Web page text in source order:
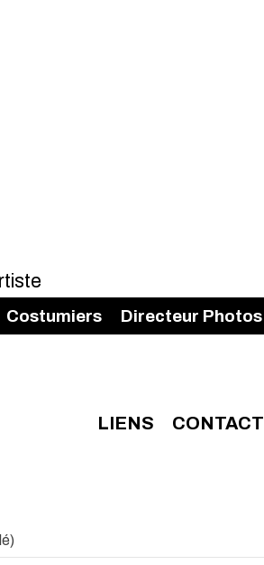
Costumiers Directeur Photos
LIENS CONTACT